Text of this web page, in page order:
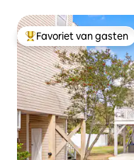
Topfavoriet van gasten
Favoriet van gasten